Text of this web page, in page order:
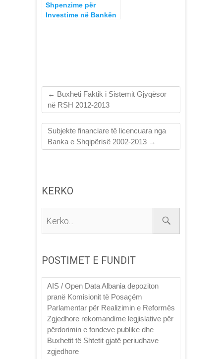
Shpenzime për
Investime në Bankën
← Buxheti Faktik i Sistemit Gjyqësor
në RSH 2012-2013
Subjekte financiare të licencuara nga
Banka e Shqipërisë 2002-2013 →
KERKO
POSTIMET E FUNDIT
AIS / Open Data Albania depoziton
pranë Komisionit të Posaçëm
Parlamentar për Realizimin e Reformës
Zgjedhore rekomandime legjislative për
përdorimin e fondeve publike dhe
Buxhetit të Shtetit gjatë periudhave
zgjedhore